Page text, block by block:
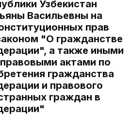
Узбекистан
Васильевны на
прав
"О гражданстве
а также иными
актами по
гражданства
и правового
граждан в